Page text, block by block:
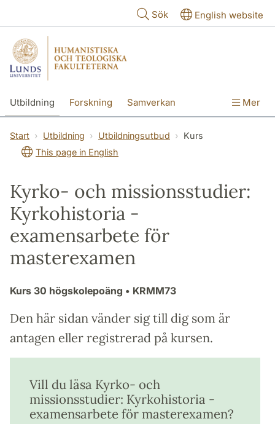
Sök English website
Utbildning Forskning Samverkan Mer
Start Utbildning Utbildningsutbud
Kurs
This page in English
Kyrko- och missionsstudier:
Kyrkohistoria -
examensarbete för
masterexamen
Kurs 30 högskolepoäng • KRMM73
Den här sidan vänder sig till dig som är
antagen eller registrerad på kursen.
Vill du läsa Kyrko- och
missionsstudier: Kyrkohistoria -
examensarbete för masterexamen?